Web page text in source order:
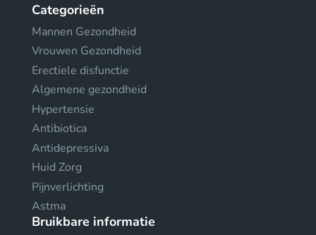
Categorieën
Mannen Gezondheid
Vrouwen Gezondheid
Erectiele disfunctie
Algemene gezondheid
Hypertensie
Antibiotica
Antidepressiva
Huid Zorg
Pijnverlichting
Astma
Bruikbare informatie